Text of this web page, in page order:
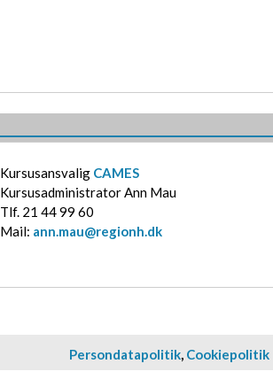
Kursusansvalig CAMES
Kursusadministrator Ann Mau
Tlf. 21 44 99 60
Mail: ann.mau@regionh.dk
Persondatapolitik​, Cookiepolitik​